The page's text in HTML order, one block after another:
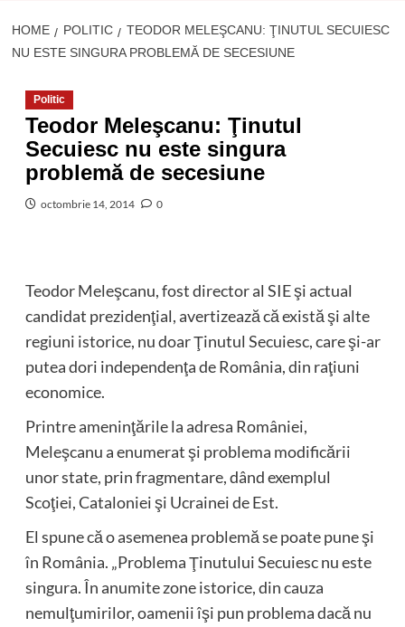
HOME POLITIC
TEODOR MELEŞCANU: ŢINUTUL SECUIESC
NU ESTE SINGURA PROBLEMĂ DE SECESIUNE
Politic
Teodor Meleşcanu: Ţinutul
Secuiesc nu este singura
problemă de secesiune
octombrie 14, 2014 0
Teodor Meleşcanu, fost director al SIE şi actual
candidat prezidenţial, avertizează că există şi alte
regiuni istorice, nu doar Ţinutul Secuiesc, care şi-ar
putea dori independenţa de România, din raţiuni
economice.
Printre ameninţările la adresa României,
Meleşcanu a enumerat şi problema modificării
unor state, prin fragmentare, dând exemplul
Scoţiei, Cataloniei şi Ucrainei de Est.
El spune că o asemenea problemă se poate pune şi
în România. „Problema Ţinutului Secuiesc nu este
singura. În anumite zone istorice, din cauza
nemulţumirilor, oamenii îşi pun problema dacă nu